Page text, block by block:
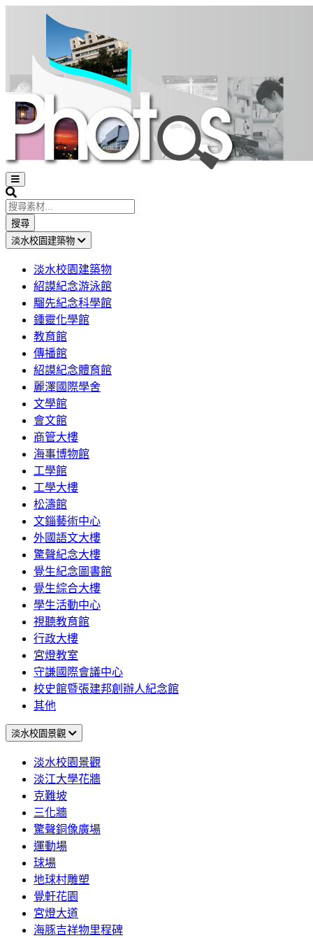
Open
sidebar
Search
搜尋
淡水校園建築物
淡水校園建築物
紹謨紀念游泳館
騮先紀念科學館
鍾靈化學館
教育館
傳播館
紹謨紀念體育館
麗澤國際學舍
文學館
會文館
商管大樓
海事博物館
工學館
工學大樓
松濤館
文錙藝術中心
外國語文大樓
驚聲紀念大樓
覺生紀念圖書館
覺生綜合大樓
學生活動中心
視聽教育館
行政大樓
宮燈教室
守謙國際會議中心
校史館暨張建邦創辦人紀念館
其他
淡水校園景觀
淡水校園景觀
淡江大學花牆
克難坡
三化牆
驚聲銅像廣場
運動場
球場
地球村雕塑
覺軒花園
宮燈大道
海豚吉祥物里程碑